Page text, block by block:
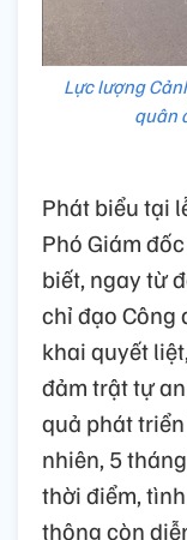
Lực lượng
quân
Phát biểu tại
Phó Giám
biết, ngay từ
chỉ đạo Công
khai quyết
đảm trật tự
quả phát
nhiên, 5
thời điểm,
thông còn